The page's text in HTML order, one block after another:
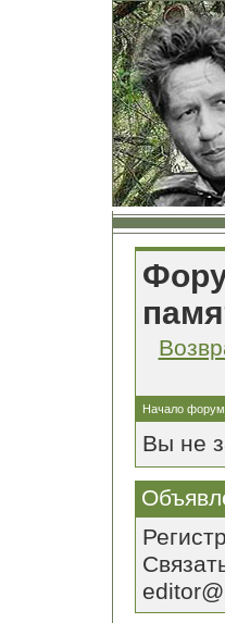
Начало
Вы не